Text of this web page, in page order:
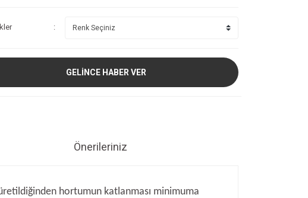
GELİNCE HABER VER
Önerileriniz
hortumun katlanması minimuma